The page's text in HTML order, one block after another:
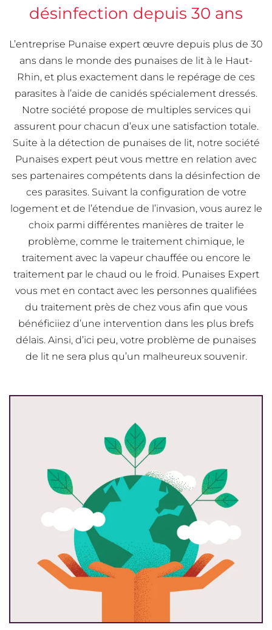
désinfection depuis 30 ans
L’entreprise Punaise expert œuvre depuis plus de 30
ans dans le monde des punaises de lit à le Haut-
Rhin, et plus exactement dans le repérage de ces
parasites à l’aide de canidés spécialement dressés.
Notre société propose de multiples services qui
assurent pour chacun d’eux une satisfaction totale.
Suite à la détection de punaises de lit, notre société
Punaises expert peut vous mettre en relation avec
ses partenaires compétents dans la désinfection de
ces parasites. Suivant la configuration de votre
logement et de l’étendue de l’invasion, vous aurez le
choix parmi différentes manières de traiter le
problème, comme le traitement chimique, le
traitement avec la vapeur chauffée ou encore le
traitement par le chaud ou le froid. Punaises Expert
vous met en contact avec les personnes qualifiées
du traitement près de chez vous afin que vous
bénéficiiez d’une intervention dans les plus brefs
délais. Ainsi, d’ici peu, votre problème de punaises
de lit ne sera plus qu’un malheureux souvenir.